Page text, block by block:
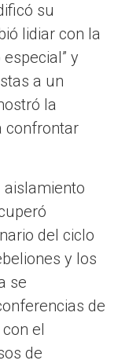
su
lidiar con la
y
a un
la
confrontar
del ciclo
y los
se
de
el
de